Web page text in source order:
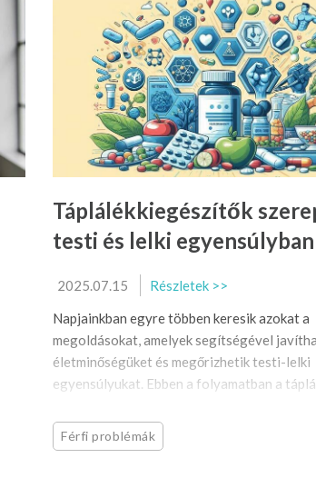
Táplálékkiegészítők
testi és lelki egyensúlyban
2025.07.15
Részletek >>
Napjainkban egyre többen keresik azokat a
megoldásokat, amelyek segítségével
életminőségüket és megőrizhetik testi-lelki
egyensúlyukat. Ebben a folyamatban a
Férfi problémák